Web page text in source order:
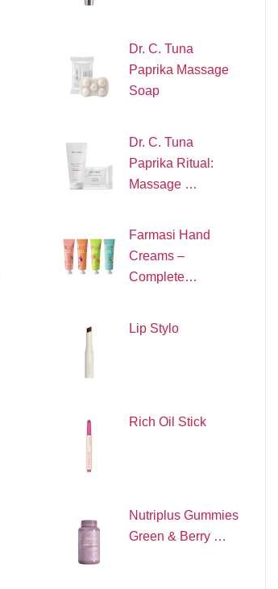
Dr. C. Tuna
Paprika Massage
Soap
Dr. C. Tuna
Paprika Ritual:
Massage …
Farmasi Hand
Creams –
Complete…
Lip Stylo
Rich Oil Stick
Nutriplus Gummies
Green & Berry …